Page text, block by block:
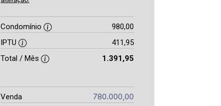
Condomínio
980,00
IPTU
411,95
Total / Mês
1.391,95
Venda 780.000,00